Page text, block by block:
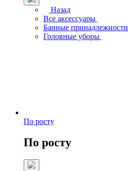
Назад
Все аксессуары
Банные принадлежности
Головные уборы
По росту
По росту